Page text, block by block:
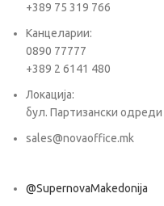
+389 75 319 766
Канцеларии:
0890 77777
+389 2 6141 480
Локација:
бул. Партизански
sales@novaoffice.mk
@SupernovaMakedonija